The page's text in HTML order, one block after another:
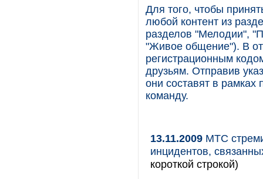
Для того, чтобы
любой контент из
разделов "Мелодии",
"Живое общение"). В
регистрационным
друзьям. Отправив
они составят в
команду.
13.11.2009 МТС
инцидентов,
короткой строкой)